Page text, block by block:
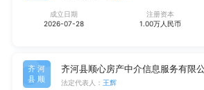
成立日期
2026-07-28
注册资本
1.00万人民币
齐河
县顺
齐河县顺心房产中介信息服务有限
法定代表人： 王辉